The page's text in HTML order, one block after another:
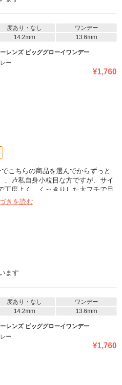
度あり・なし
ワンデー
14.2mm
13.6mm
レンズ ビッググローイワンデー
ー
¥1,760
こちらの商品を選んでからずっと
、🎶私自身小粒目な方ですが、サイ
丁度よく、くっきりした太フチで目
にも書かれてあるようにうるちゅる
目でもしっかり盛れるので本当にお
す︎💗1枚目すっぴん裸眼、2枚目着
きを読む
ます
度あり・なし
ワンデー
14.2mm
13.6mm
レンズ ビッググローイワンデー
ー
¥1,760